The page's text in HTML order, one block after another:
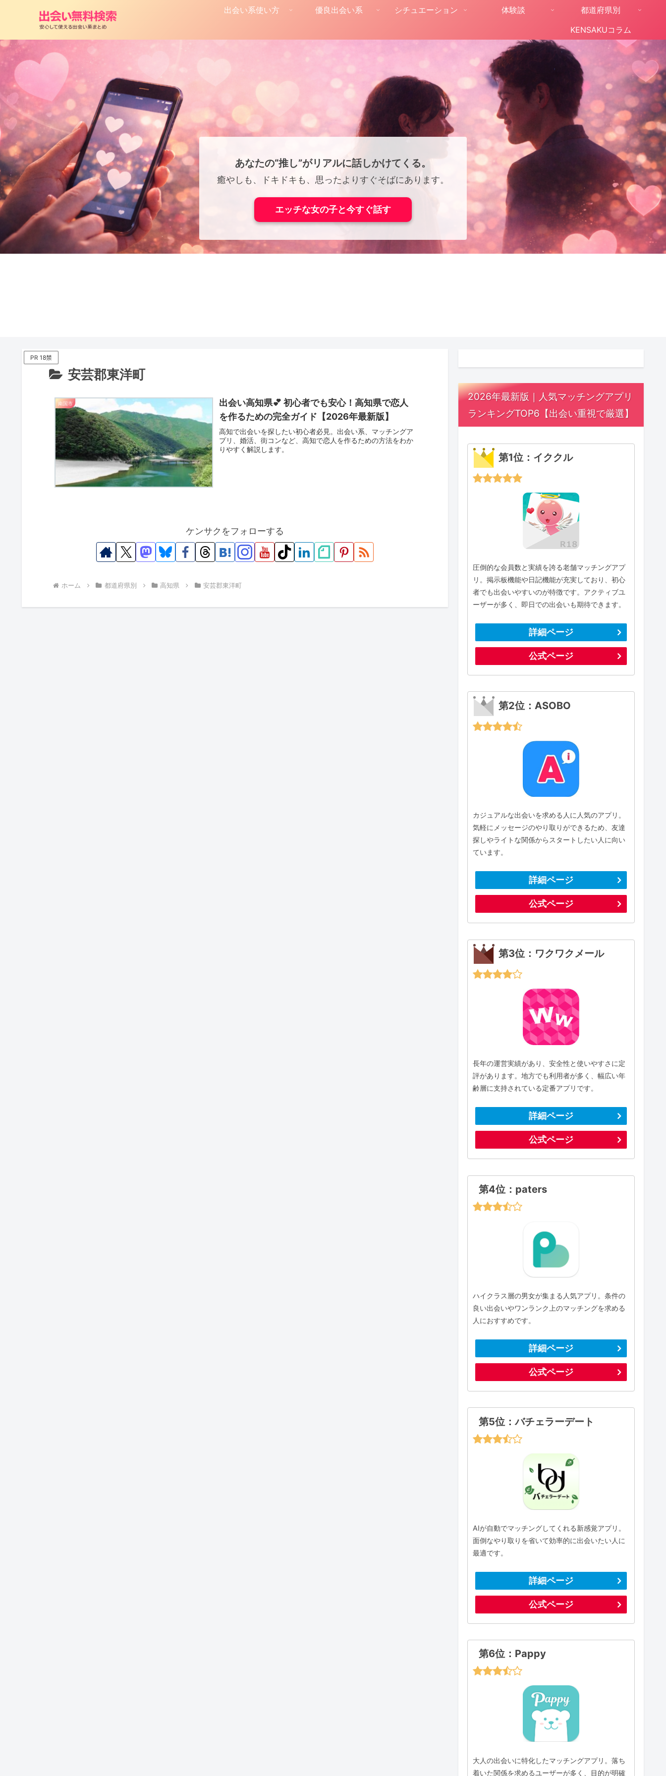
出会い系使い方 優良出会い系 シチュエーション 体験談
都道府県別
KENSAKUコラム
あなたの“推し”がリアルに話しかけてくる。
癒やしも、ドキドキも、思ったよりすぐそばにあります。
エッチな女の子と今すぐ話す
PR 18禁
安芸郡東洋町
南国市
出会い高知県💕 初心者でも安心！高知県で恋人
を作るための完全ガイド【2026年最新版】
高知で出会いを探したい初心者必見。出会い系、マッチングア
プリ、婚活、街コンなど、高知で恋人を作るための方法をわか
りやすく解説します。
ケンサクをフォローする
ホーム 都道府県別 高知県 安芸郡東洋町
2026年最新版｜人気マッチングアプリ
ランキングTOP6【出会い重視で厳選】
第1位：イククル
圧倒的な会員数と実績を誇る老舗マッチングアプ
リ。掲示板機能や日記機能が充実しており、初心
者でも出会いやすいのが特徴です。アクティブユ
ーザーが多く、即日での出会いも期待できます。
詳細ページ
公式ページ
第2位：ASOBO
カジュアルな出会いを求める人に人気のアプリ。
気軽にメッセージのやり取りができるため、友達
探しやライトな関係からスタートしたい人に向い
ています。
詳細ページ
公式ページ
第3位：ワクワクメール
長年の運営実績があり、安全性と使いやすさに定
評があります。地方でも利用者が多く、幅広い年
齢層に支持されている定番アプリです。
詳細ページ
公式ページ
第4位：paters
ハイクラス層の男女が集まる人気アプリ。条件の
良い出会いやワンランク上のマッチングを求める
人におすすめです。
詳細ページ
公式ページ
第5位：バチェラーデート
AIが自動でマッチングしてくれる新感覚アプリ。
面倒なやり取りを省いて効率的に出会いたい人に
最適です。
詳細ページ
公式ページ
第6位：Pappy
大人の出会いに特化したマッチングアプリ。落ち
着いた関係を求めるユーザーが多く、目的が明確